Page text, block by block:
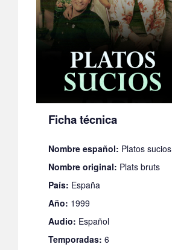
Ficha técnica
Nombre español: Platos sucios
Nombre original: Plats bruts
País: España
Año: 1999
Audio: Español
Temporadas: 6